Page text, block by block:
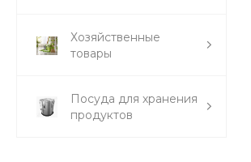
Хозяйственные
товары
Посуда для хранения
продуктов